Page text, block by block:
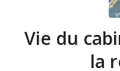
Vie du
la